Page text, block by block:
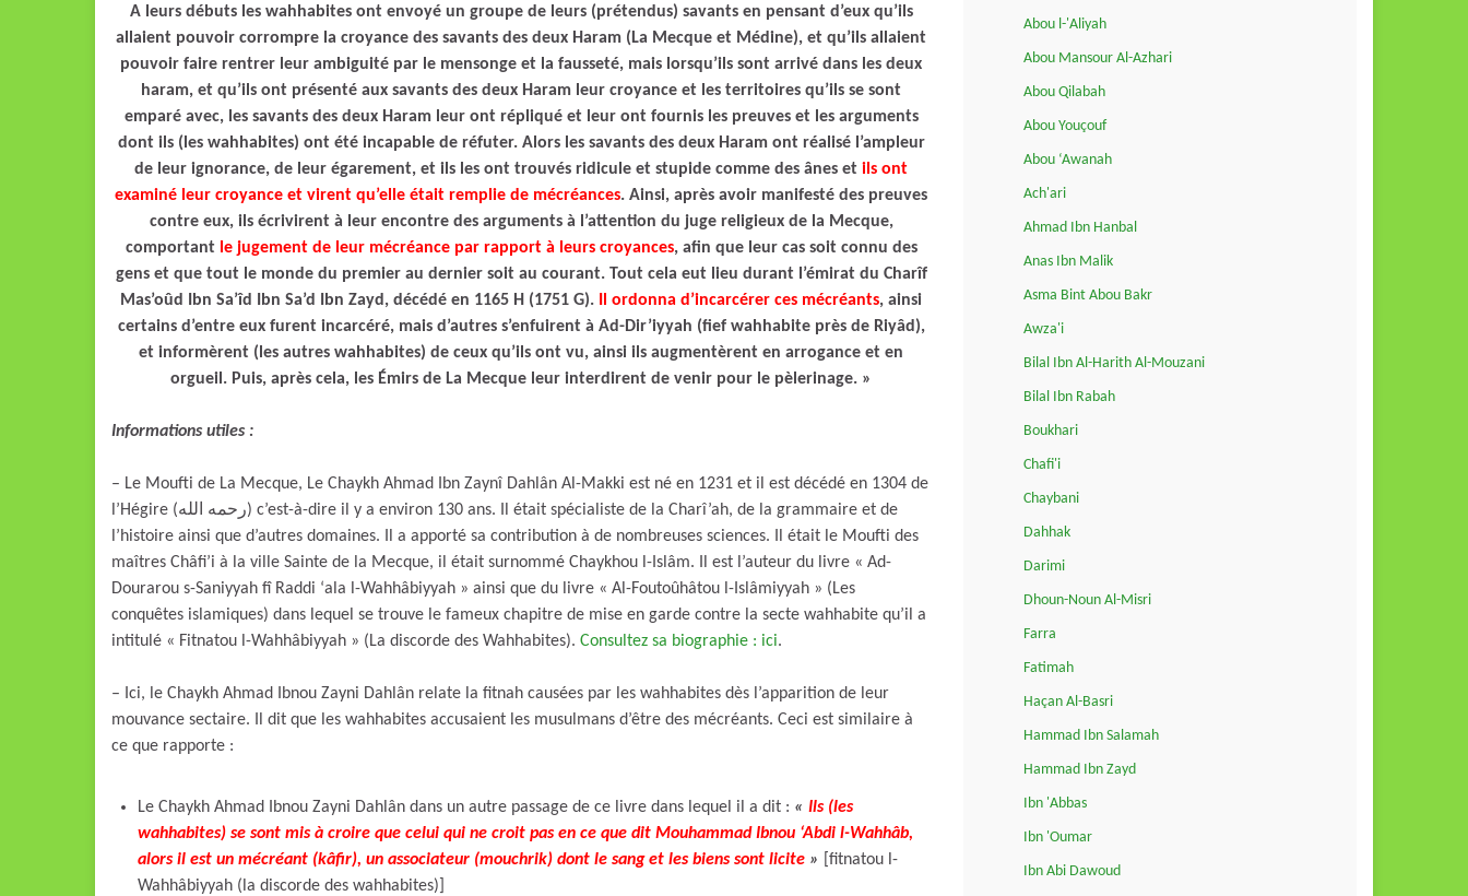
A leurs débuts les wahhabites ont envoyé un groupe de leurs (prétendus) savants en pensant d’eux qu’ils
allaient pouvoir corrompre la croyance des savants des deux Haram (La Mecque et Médine), et qu’ils allaient
pouvoir faire rentrer leur ambiguité par le mensonge et la fausseté, mais lorsqu’ils sont arrivé dans les deux
haram, et qu’ils ont présenté aux savants des deux Haram leur croyance et les territoires qu’ils se sont
emparé avec, les savants des deux Haram leur ont répliqué et leur ont fournis les preuves et les arguments
dont ils (les wahhabites) ont été incapable de réfuter. Alors les savants des deux Haram ont réalisé l’ampleur
de leur ignorance, de leur égarement, et ils les ont trouvés ridicule et stupide comme des ânes et ils ont
examiné leur croyance et virent qu’elle était remplie de mécréances. Ainsi, après avoir manifesté des preuves
contre eux, ils écrivirent à leur encontre des arguments à l’attention du juge religieux de la Mecque,
comportant le jugement de leur mécréance par rapport à leurs croyances, afin que leur cas soit connu des
gens et que tout le monde du premier au dernier soit au courant. Tout cela eut lieu durant l’émirat du Charîf
Mas’oûd Ibn Sa’îd Ibn Sa’d Ibn Zayd, décédé en 1165 H (1751 G).
Il ordonna d’incarcérer ces mécréants, ainsi
certains d’entre eux furent incarcéré, mais d’autres s’enfuirent à Ad-Dir’iyyah (fief wahhabite près de Riyâd),
et informèrent (les autres wahhabites) de ceux qu’ils ont vu, ainsi ils augmentèrent en arrogance et en
orgueil. Puis, après cela, les Émirs de La Mecque leur interdirent de venir pour le pèlerinage. »
Informations utiles :
– Le Moufti de La Mecque, Le Chaykh Ahmad Ibn Zaynî Dahlân Al-Makki est né en 1231 et il est décédé en 1304 de
l’Hégire (رحمه الله) c’est-à-dire il y a environ 130 ans. Il était spécialiste de la Charî’ah, de la grammaire et de
l’histoire ainsi que d’autres domaines. Il a apporté sa contribution à de nombreuses sciences. Il était le Moufti des
maîtres Châfi’i à la ville Sainte de la Mecque, il était surnommé Chaykhou l-Islâm. Il est l’auteur du livre « Ad-
Dourarou s-Saniyyah fî Raddi ‘ala l-Wahhâbiyyah » ainsi que du livre « Al-Foutoûhâtou l-Islâmiyyah » (Les
conquêtes islamiques) dans lequel se trouve le fameux chapitre de mise en garde contre la secte wahhabite qu’il a
intitulé « Fitnatou l-Wahhâbiyyah » (La discorde des Wahhabites). Consultez sa biographie : ici.
– Ici, le Chaykh Ahmad Ibnou Zayni Dahlân relate la fitnah causées par les wahhabites dès l’apparition de leur
mouvance sectaire. Il dit que les wahhabites accusaient les musulmans d’être des mécréants. Ceci est similaire à
ce que rapporte :
Le Chaykh Ahmad Ibnou Zayni Dahlân dans un autre passage de ce livre dans lequel il a dit : « Ils (les
wahhabites) se sont mis à croire que celui qui ne croit pas en ce que dit Mouhammad Ibnou ‘Abdi l-Wahhâb,
alors il est un mécréant (kâfir), un associateur (mouchrik) dont le sang et les biens sont licite »
[fitnatou l-
Wahhâbiyyah (la discorde des wahhabites)]
Abou l-'Aliyah
Abou Mansour Al-Azhari
Abou Qilabah
Abou Youçouf
Abou ‘Awanah
Ach'ari
Ahmad Ibn Hanbal
Anas Ibn Malik
Asma Bint Abou Bakr
Awza'i
Bilal Ibn Al-Harith Al-Mouzani
Bilal Ibn Rabah
Boukhari
Chafi'i
Chaybani
Dahhak
Darimi
Dhoun-Noun Al-Misri
Farra
Fatimah
Haçan Al-Basri
Hammad Ibn Salamah
Hammad Ibn Zayd
Ibn 'Abbas
Ibn 'Oumar
Ibn Abi Dawoud